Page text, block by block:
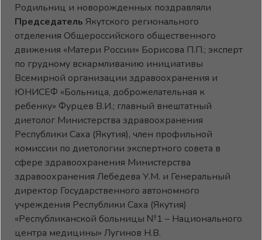
Родильниц и новорожденных поздравляли
Председатель Якутского регионального
отделения Общероссийского общественного
движения «Матери России» Борисова П.П.; эксперт
по грудному вскармливанию инициативы
Всемирной организации здравоохранения и
ЮНИСЕФ «Больница, доброжелательная к
ребенку» Фурцев В.И.; главный внештатный
диетолог Министерства здравоохранения
Республики Саха (Якутия), член профильной
комиссии по диетологии экспертного совета в
сфере здравоохранения Министерства
здравоохранения Лебедева У.М. и Генеральный
директор Государственного автономного
учреждения Республики Саха (Якутия)
«Республиканской больницы №1 – Национального
центра медицины» Лугинов Н.В.